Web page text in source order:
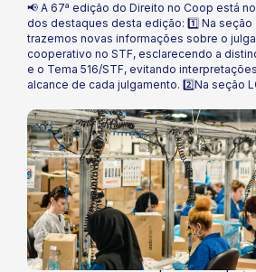
📢 A 67ª edição do Direito no Coop está no ar! 👉 Confira
dos destaques desta edição: 1️⃣ Na seção Tributário em pauta
trazemos novas informações sobre o
cooperativo no STF, esclarecendo a
e o Tema 516/STF, evitando
alcance de cada julgamento. 2️⃣Na seção LGPD no Coop
surgem em um contexto de crescimento
riscos operacionais e circulação de
ambiente virtual. 🔎 Leia o informativo Direito no Coop e fique por
dentro de tudo!